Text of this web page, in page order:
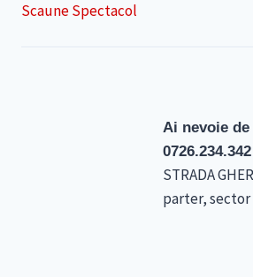
Scaune Spectacol
Ai nevoie
0726.234.342
STRADA
parter,